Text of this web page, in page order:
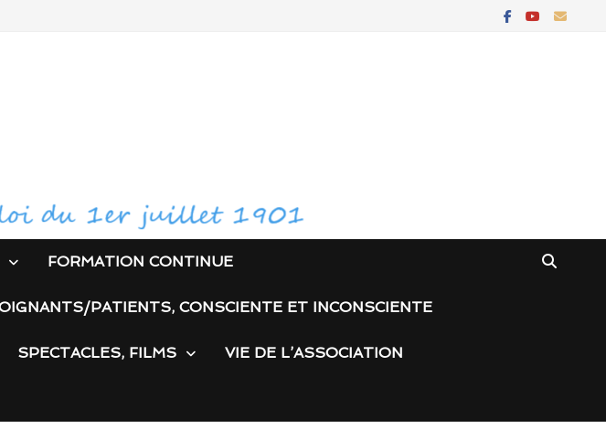
FORMATION CONTINUE
PATIENTS, CONSCIENTE ET INCONSCIENTE
SPECTACLES, FILMS VIE DE L’ASSOCIATION